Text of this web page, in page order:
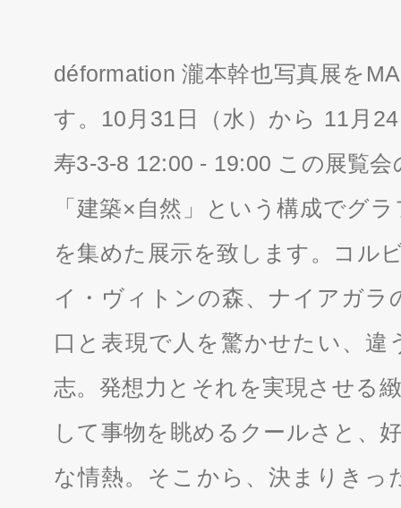
déformation 瀧本幹也写真展を
す。10月31日（水）から 11月
寿3-3-8 12:00 - 19:00 この展覧
「建築×自然」という構成でグ
を集めた展示を致します。コル
イ・ヴィトンの森、ナイアガ
口と表現で人を驚かせたい、
志。発想力とそれを実現させる
して事物を眺めるクールさと、
な情熱。そこから、決まりき